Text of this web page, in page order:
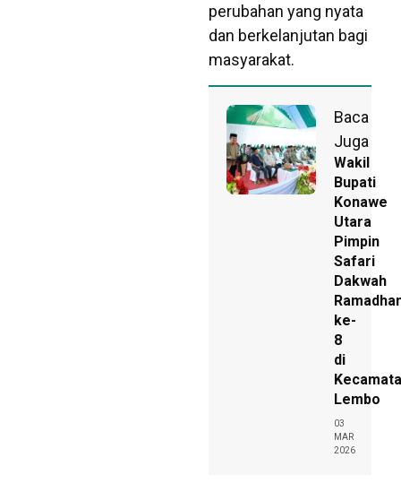
perubahan yang nyata
dan berkelanjutan bagi
masyarakat.
Baca
Juga
Wakil
Bupati
Konawe
Utara
Pimpin
Safari
Dakwah
ke-
8
di
Lembo
03
MAR
2026